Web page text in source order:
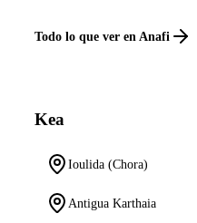
Todo lo que ver en Anafi
Kea
Ioulida (Chora)
Antigua Karthaia